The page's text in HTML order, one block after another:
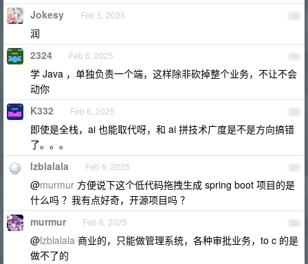
18
Jokesy Feb 5, 2025
润
19
2324 Feb 6, 2025
学 Java ，单独负责一个端，这样除非砍掉整个业务，不让不会
动你
20
K332 Feb 6, 2025
即使是全栈，ai 也能取代呀，和 ai 拼技术广度是不是方向搞错
了。。。
21
lzblalala Feb 6, 2025
@murmur 方便说下这个低代码拖拽生成 spring boot 项目的是
什么吗 ？我有点好奇，开源项目吗 ？
22
murmur Feb 6, 2025
@lzblalala 商业的，只能做管理系统，各种审批业务，to c 的是
做不了的